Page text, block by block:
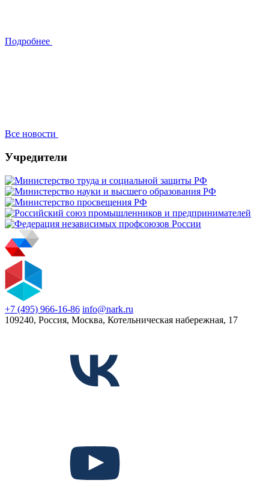
Подробнее
Все новости
Учредители
+7 (495) 966-16-86 info@nark.ru
109240, Россия, Москва, Котельническая набережная, 17